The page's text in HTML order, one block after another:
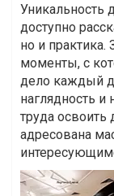
Уникальность
доступно
но и
моменты, с
дело каждый
наглядность и
труда
адресована